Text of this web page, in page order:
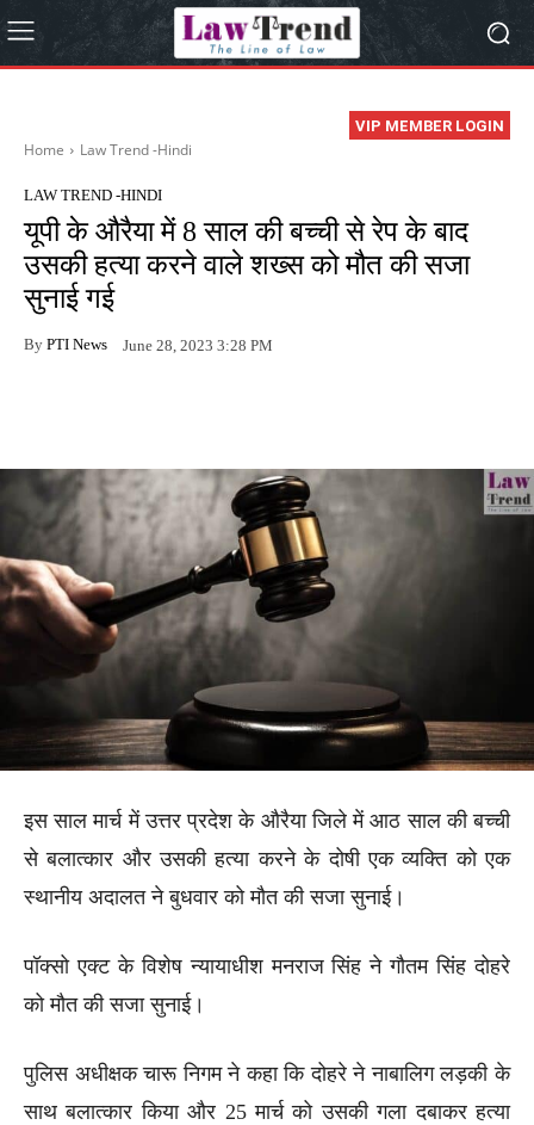
VIP MEMBER LOGIN
Home Law Trend -Hindi
LAW TREND -HINDI
यूपी के औरैया में 8 साल की बच्ची से रेप के बाद
उसकी हत्या करने वाले शख्स को मौत की सजा
सुनाई गई
By PTI News June 28, 2023 3:28 PM
इस साल मार्च में उत्तर प्रदेश के औरैया जिले में आठ साल की बच्ची
से बलात्कार और उसकी हत्या करने के दोषी एक व्यक्ति को एक
स्थानीय अदालत ने बुधवार को मौत की सजा सुनाई।
पॉक्सो एक्ट के विशेष न्यायाधीश मनराज सिंह ने गौतम सिंह दोहरे
को मौत की सजा सुनाई।
पुलिस अधीक्षक चारू निगम ने कहा कि दोहरे ने नाबालिग लड़की के
साथ बलात्कार किया और 25 मार्च को उसकी गला दबाकर हत्या